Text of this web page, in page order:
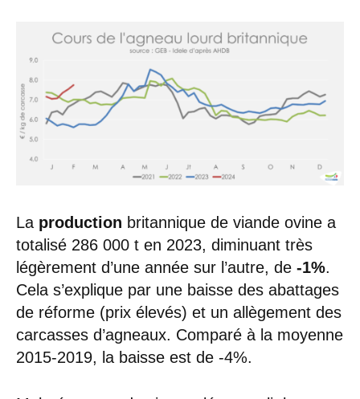
La production britannique de viande ovine a
totalisé 286 000 t en 2023, diminuant très
légèrement d’une année sur l’autre, de -1%.
Cela s’explique par une baisse des abattages
de réforme (prix élevés) et un allègement des
carcasses d’agneaux. Comparé à la moyenne
2015-2019, la baisse est de -4%.